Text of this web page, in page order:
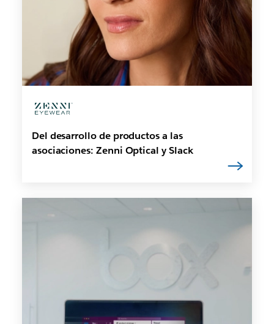
Del desarrollo de productos a las
asociaciones: Zenni Optical y Slack